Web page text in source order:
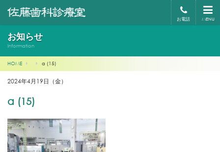
MENU
お電話
お知らせ
Information
HOME a (15)
2024年4月19日（金）
a (15)